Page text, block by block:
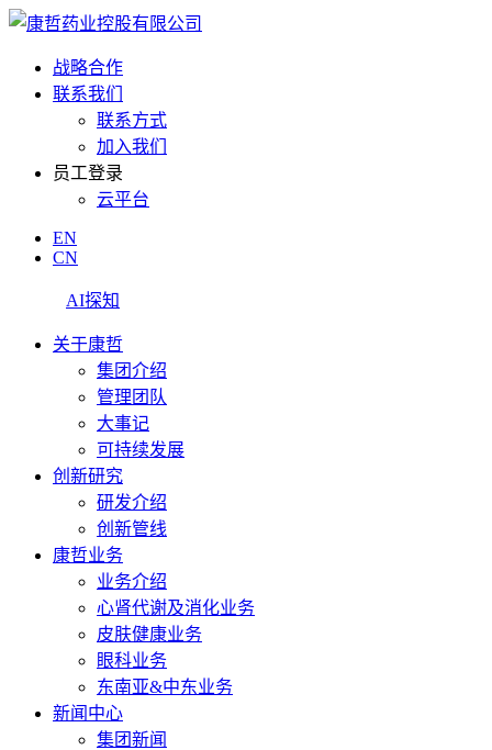
战略合作
联系我们
联系方式
加入我们
员工登录
云平台
EN
CN
AI探知
关于康哲
集团介绍
管理团队
大事记
可持续发展
创新研究
研发介绍
创新管线
康哲业务
业务介绍
心肾代谢及消化业务
皮肤健康业务
眼科业务
东南亚&中东业务
新闻中心
集团新闻